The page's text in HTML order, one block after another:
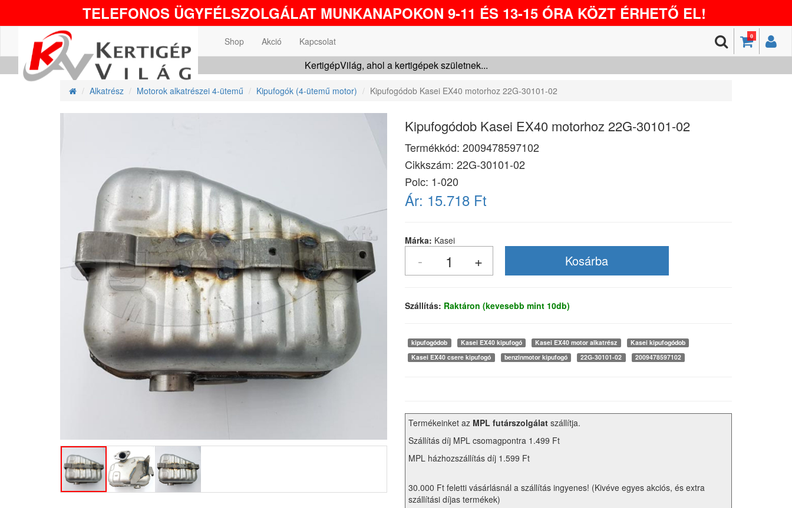
TELEFONOS ÜGYFÉLSZOLGÁLAT MUNKANAPOKON 9-11 ÉS 13-15 ÓRA KÖZT ÉRHETŐ EL!
0
Shop Akció Kapcsolat
KertigépVilág, ahol a kertigépek születnek...
Alkatrész Motorok alkatrészei 4-ütemű Kipufogók (4-ütemű motor) Kipufogódob Kasei EX40 motorhoz 22G-30101-02
Kipufogódob Kasei EX40 motorhoz 22G-30101-02
Termékkód: 2009478597102
Cikkszám: 22G-30101-02
Polc: 1-020
Ár: 15.718 Ft
Márka: Kasei
Szállítás: Raktáron (kevesebb mint 10db)
kipufogódob Kasei EX40 kipufogó Kasei EX40 motor alkatrész
Kasei kipufogódob
Kasei EX40 csere kipufogó
benzinmotor kipufogó 22G-30101-02 2009478597102
Termékeinket az MPL futárszolgálat szállítja.
Szállítás díj MPL csomagpontra 1.499 Ft
MPL házhozszállítás díj 1.599 Ft
30.000 Ft feletti vásárlásnál a szállítás ingyenes! (Kivéve egyes akciós, és extra
szállítási díjas termékek)